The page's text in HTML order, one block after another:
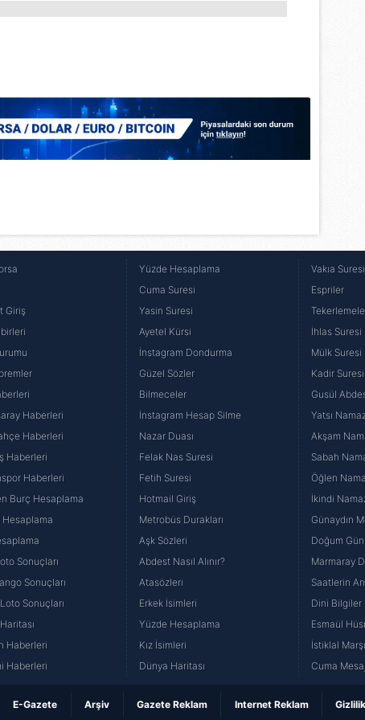
Giriş
Haberleri
Haberleri
Haberleri
Haberleri
Burç Hesaplama
Sonuçları
Sonuçları
Sonuçları
Haberleri
Haberleri
Yüzde Hesaplama
Cuma Suresi
Yasin Suresi
Ayetel Kürsi
İnstagram Dondurma
Güzel Sözler
Bilmeceler
İnstagram Hesap Silme
Nazar Duası
Felak Nas Suresi
Fetih Suresi
Hotmail Giriş
Metrobüs Durakları
Aşk Sözleri
Abdest Nasıl Alınır?
Atasözleri
Erkek İsimleri
Yüzde Hesaplama
Kız İsimleri
Dünya Haritası
Vakıa Suresi
Espriler
İhlas Suresi
Mülk Suresi
Kadir Suresi
Gusül
Yatsı
Akşam
Sabah
Öğlen
İkindi
Günaydın
Doğum
Marmaray
Saatlerin
Dini Bilgiler
Esmaül
İstiklal
Cuma
E-Gazete Arşiv Gazete Reklam Internet Reklam